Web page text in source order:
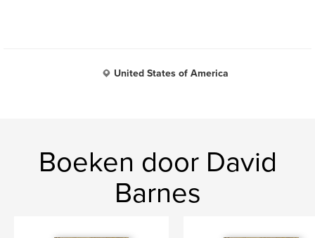
United States of America
Boeken door David
Barnes